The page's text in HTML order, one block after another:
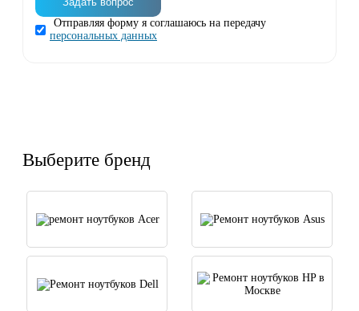
Отправляя форму я соглашаюсь на передачу
персональных данных
Выберите бренд